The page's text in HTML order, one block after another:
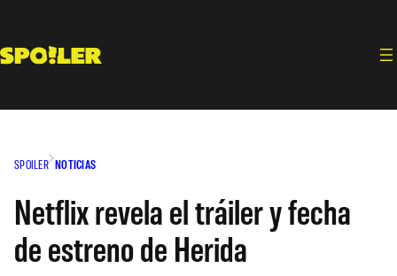
contenido
SPOILER NOTICIAS
Netflix revela el tráiler y fecha
de estreno de Herida